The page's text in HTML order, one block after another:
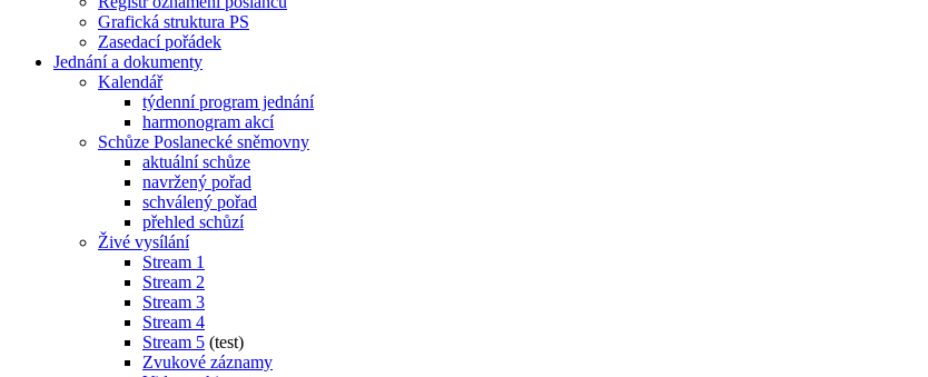
Grafická struktura PS
Zasedací pořádek
Jednání a dokumenty
Kalendář
týdenní program jednání
harmonogram akcí
Schůze Poslanecké sněmovny
aktuální schůze
navržený pořad
schválený pořad
přehled schůzí
Živé vysílání
Stream 1
Stream 2
Stream 3
Stream 4
Stream 5 (test)
Zvukové záznamy